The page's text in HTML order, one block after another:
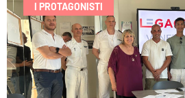
I PROTAGONISTI